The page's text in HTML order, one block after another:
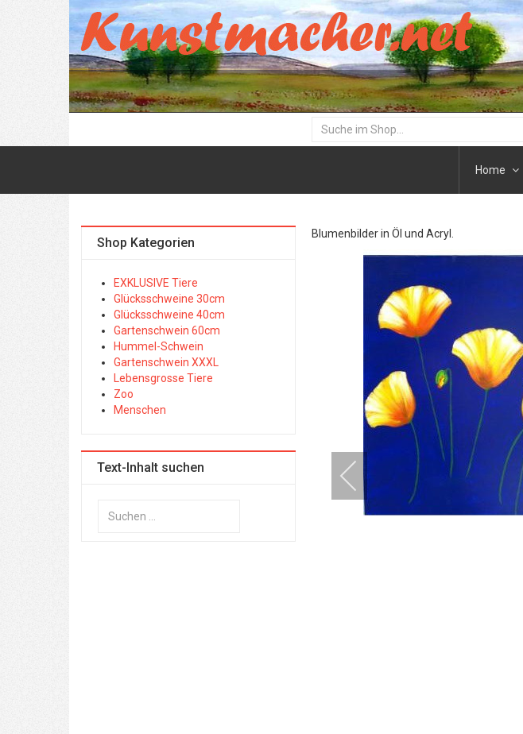
Home
Blumenbilder in Öl und Acryl.
Shop Kategorien
EXKLUSIVE Tiere
Glücksschweine 30cm
Glücksschweine 40cm
Gartenschwein 60cm
Hummel-Schwein
Gartenschwein XXXL
Lebensgrosse Tiere
Zoo
Menschen
Text-Inhalt suchen